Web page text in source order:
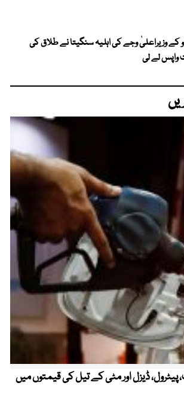
کے وزیراعلیٰ وجے کی اہلیہ سنگیتا نے طلاق کی
واپس لے لی
پیٹرول، ڈیزل اور مٹی کے تیل کی قیمتوں میں